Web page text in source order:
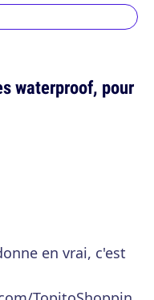
waterproof, pour
en vrai, c'est